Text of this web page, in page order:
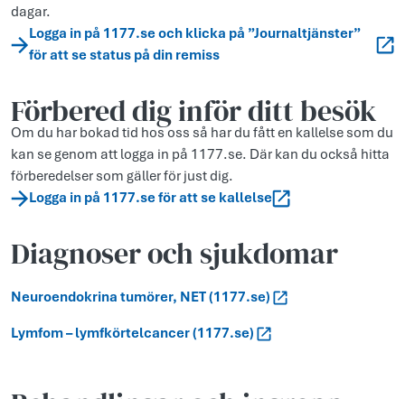
dagar.
Logga in på 1177.se och klicka på ”Journaltjänster”
för att se status på din remiss
Förbered dig inför ditt besök
Om du har bokad tid hos oss så har du fått en kallelse som du
kan se genom att logga in på 1177.se. Där kan du också hitta
förberedelser som gäller för just dig.
Logga in på 1177.se för att se kallelse
Diagnoser och sjukdomar
Neuroendokrina tumörer, NET (1177.se)
Lymfom – lymfkörtelcancer (1177.se)